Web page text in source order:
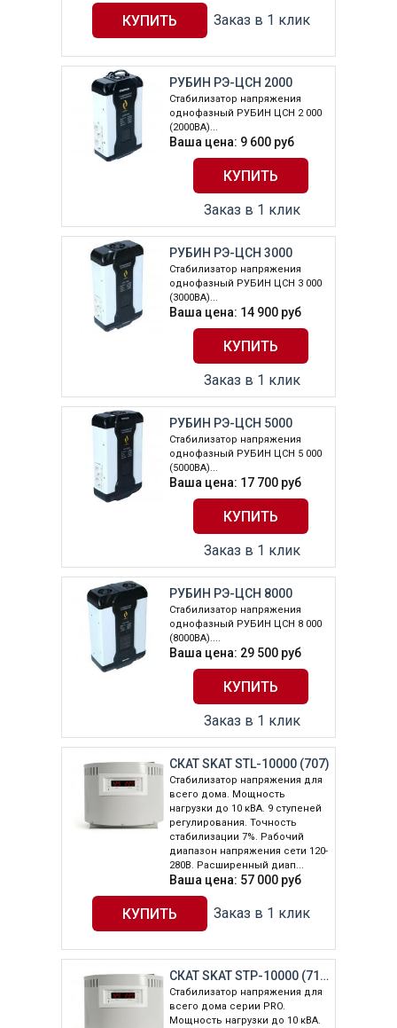
Заказ в 1 клик
РУБИН РЭ-ЦСН 2000
Стабилизатор напряжения
однофазный РУБИН ЦСН 2 000
(2000ВА)...
Ваша цена: 9 600 руб
Заказ в 1 клик
РУБИН РЭ-ЦСН 3000
Стабилизатор напряжения
однофазный РУБИН ЦСН 3 000
(3000ВА)...
Ваша цена: 14 900 руб
Заказ в 1 клик
РУБИН РЭ-ЦСН 5000
Стабилизатор напряжения
однофазный РУБИН ЦСН 5 000
(5000ВА)...
Ваша цена: 17 700 руб
Заказ в 1 клик
РУБИН РЭ-ЦСН 8000
Стабилизатор напряжения
однофазный РУБИН ЦСН 8 000
(8000ВА)....
Ваша цена: 29 500 руб
Заказ в 1 клик
СКАТ SKAT STL-10000 (707)
Стабилизатор напряжения для
всего дома. Мощность
нагрузки до 10 кВА. 9 ступеней
регулирования. Точность
стабилизации 7%. Рабочий
диапазон напряжения сети 120-
280В. Расширенный диап...
Ваша цена: 57 000 руб
Заказ в 1 клик
СКАТ SKAT STP-10000 (712)
Стабилизатор напряжения для
всего дома серии PRO.
Мощность нагрузки до 10 кВА.